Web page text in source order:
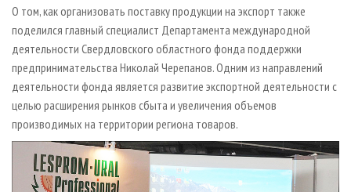
О том, как организовать поставку продукции на экспорт также
поделился главный специалист Департамента международной
деятельности Свердловского областного фонда поддержки
предпринимательства Николай Черепанов. Одним из направлений
деятельности фонда является развитие экспортной деятельности с
целью расширения рынков сбыта и увеличения объемов
производимых на территории региона товаров.